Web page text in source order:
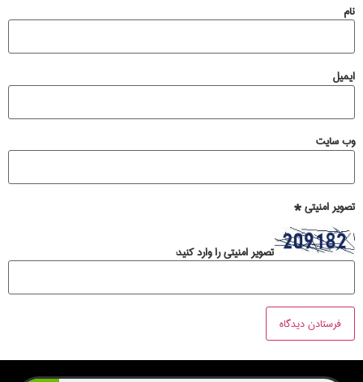
نام
ایمیل
وب‌ سایت
تصویر امنیتی*
تصویر امنیتی را وارد کنید: